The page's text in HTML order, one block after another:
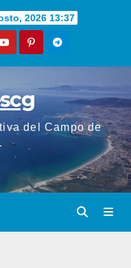
2026 13:37
del Campo de